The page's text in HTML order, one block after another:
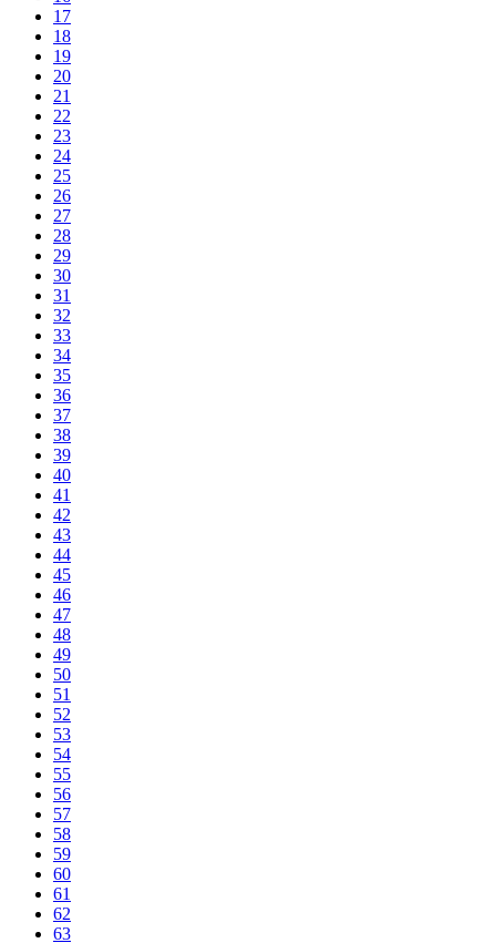
17
18
19
20
21
22
23
24
25
26
27
28
29
30
31
32
33
34
35
36
37
38
39
40
41
42
43
44
45
46
47
48
49
50
51
52
53
54
55
56
57
58
59
60
61
62
63